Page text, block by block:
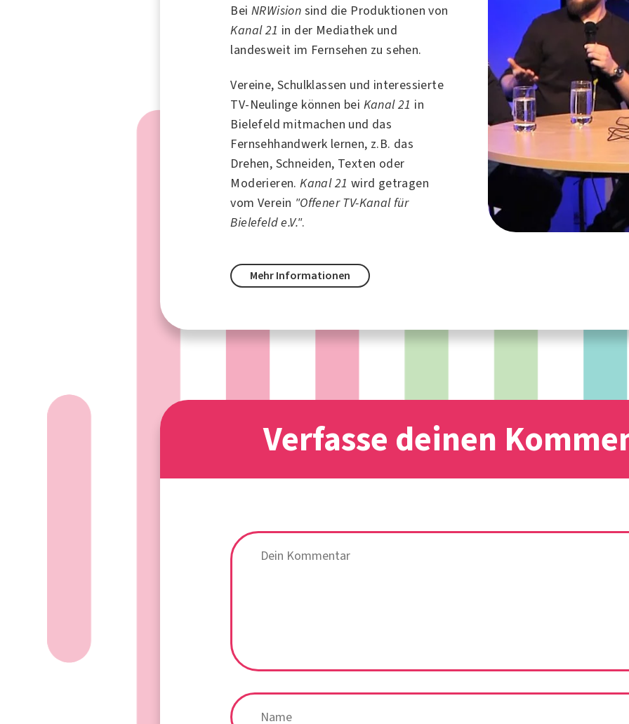
BeiNRWision sind die Produktionen von
Kanal 21 in der Mediathek und
landesweit im Fernsehen zu sehen.
Vereine, Schulklassen und interessierte
TV-Neulinge können bei Kanal 21 in
Bielefeld mitmachen und das
Fernsehhandwerk lernen, z.B. das
Drehen, Schneiden, Texten oder
Moderieren.Kanal 21 wird getragen
vom Verein "Offener TV-Kanal für
Bielefeld e.V.".
Mehr Informationen
Verfasse deinen